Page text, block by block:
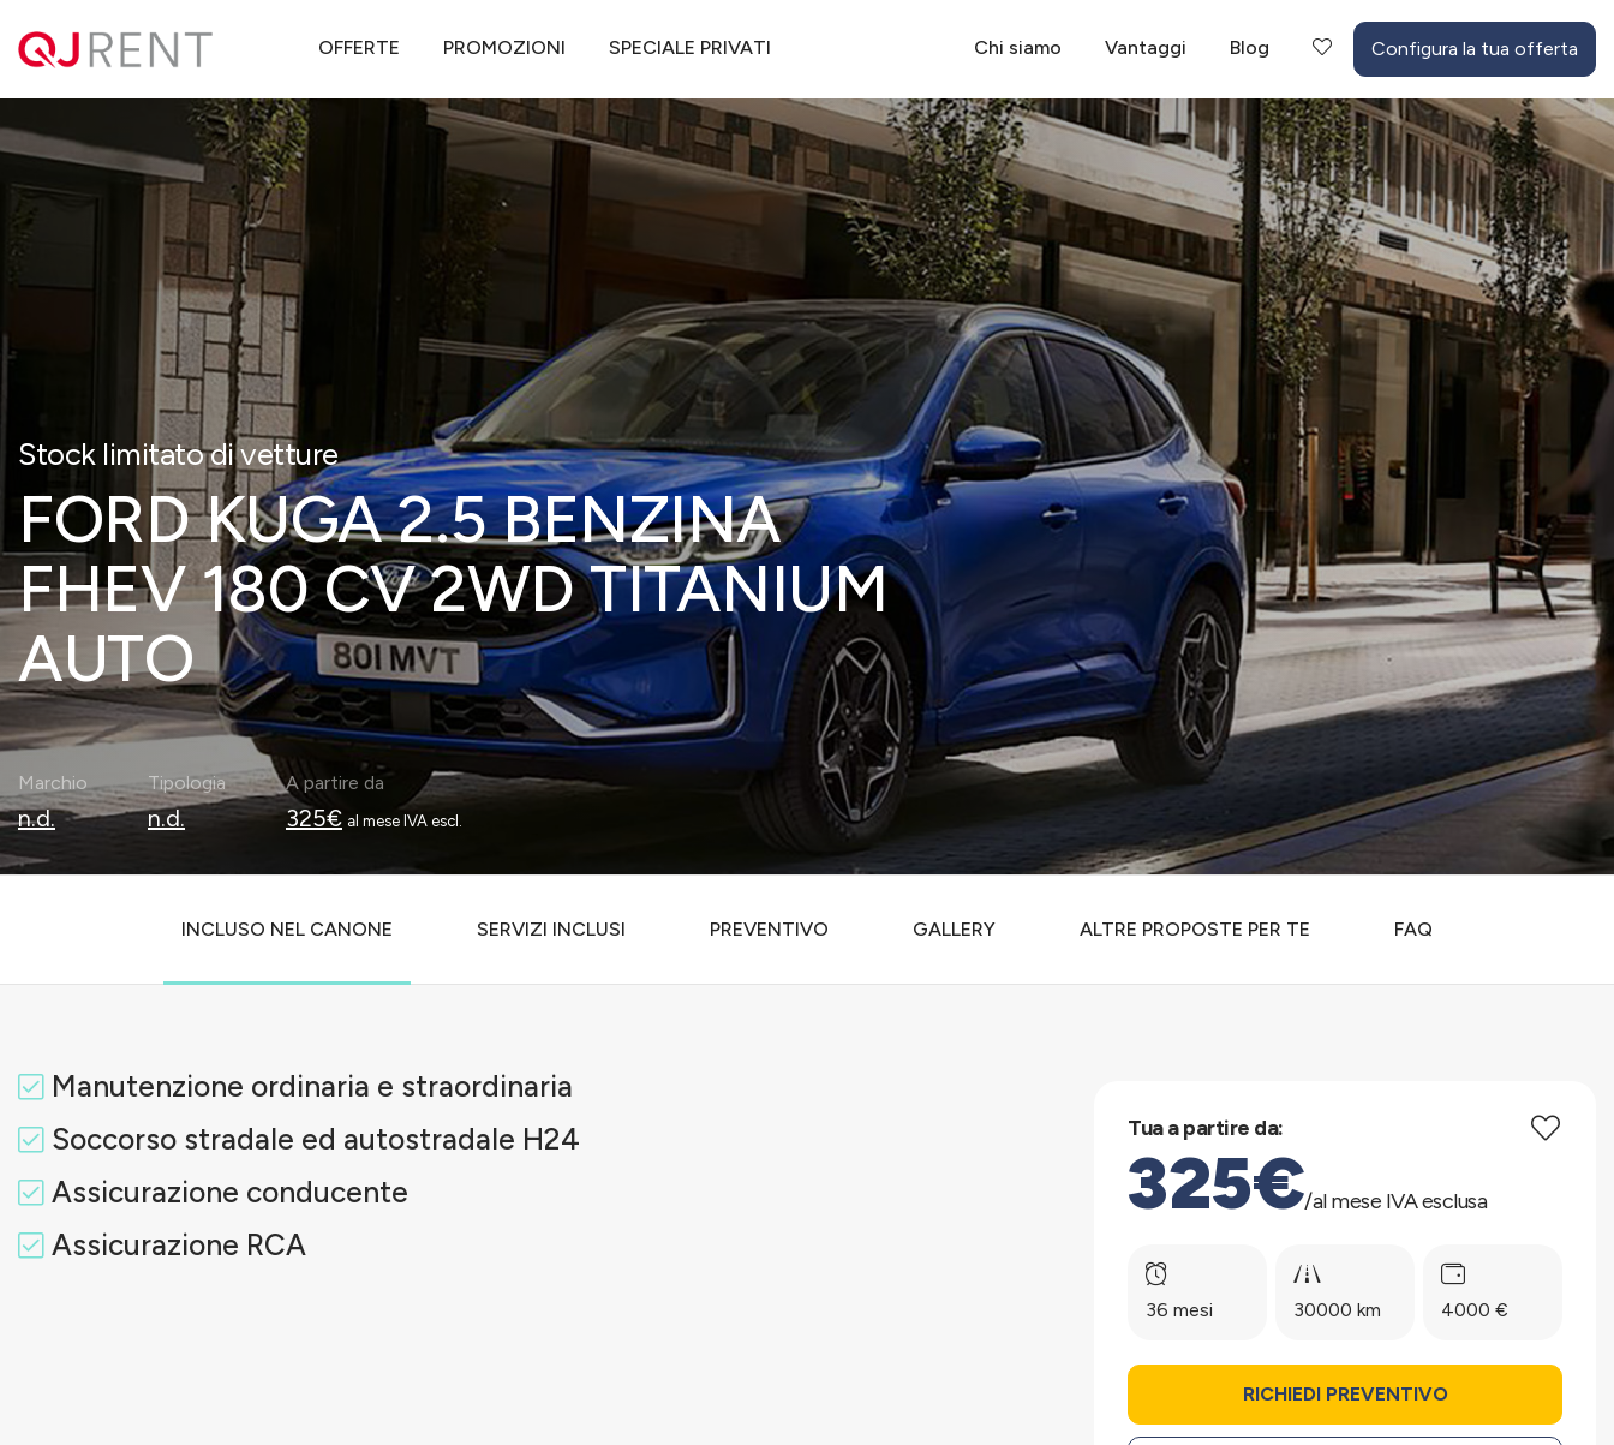
OFFERTE PROMOZIONI SPECIALE PRIVATI Chi siamo Vantaggi Blog Configura la tua offerta
QJ Rent Offerte noleggio lungo termine FORD KUGA 2.5 BENZINA FHEV 180 CV 2WD TITANIUM AUTO
Stock limitato di vetture
FORD KUGA 2.5 BENZINA
FHEV 180 CV 2WD TITANIUM
AUTO
Marchio
n.d.
Tipologia
n.d.
A partire da
325€ al mese IVA escl.
INCLUSO NEL CANONE SERVIZI INCLUSI PREVENTIVO GALLERY ALTRE PROPOSTE PER TE FAQ
Manutenzione ordinaria e straordinaria
Soccorso stradale ed autostradale H24
Assicurazione conducente
Assicurazione RCA
Tua a partire da:
325€/al mese IVA esclusa
36 mesi 30000 km 4000 €
RICHIEDI PREVENTIVO